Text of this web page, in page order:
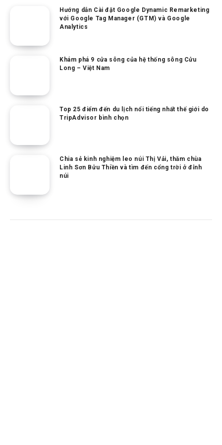
Hướng dẫn Cài đặt Google Dynamic Remarketing
với Google Tag Manager (GTM) và Google
Analytics
Khám phá 9 cửa sông của hệ thống sông Cửu
Long – Việt Nam
Top 25 điểm đến du lịch nổi tiếng nhất thế giới do
TripAdvisor bình chọn
Chia sẻ kinh nghiệm leo núi Thị Vải, thăm chùa
Linh Sơn Bửu Thiền và tìm đến cổng trời ở đỉnh
núi